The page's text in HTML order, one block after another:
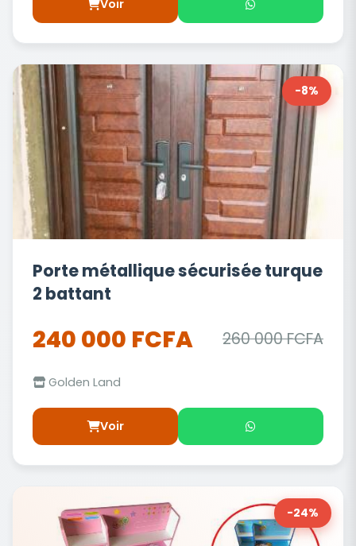
Voir
-8%
Porte métallique sécurisée turque
2 battant
240 000 FCFA 260 000 FCFA
Golden Land
Voir
-24%